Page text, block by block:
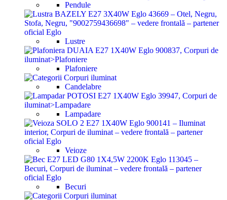
Pendule
Lustre
Plafoniere
Candelabre
Lampadare
Veioze
Becuri